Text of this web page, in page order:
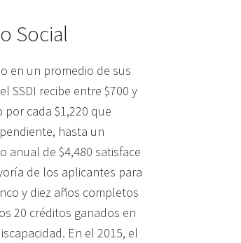
Social
en un promedio de sus
SSDI recibe entre $700 y
cada $1,220 que
hasta un
anual de $4,480 satisface
de los aplicantes para
y diez años completos
20 créditos ganados en
En el 2015, el